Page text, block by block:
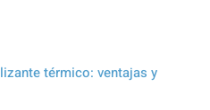
térmico: ventajas y